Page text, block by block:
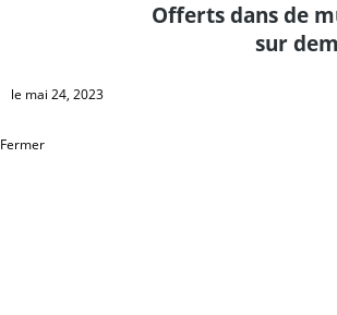
Offerts dans de
sur
le mai 24, 2023
Fermer